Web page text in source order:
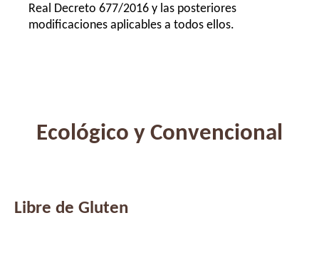
Real Decreto 677/2016 y las posteriores
modificaciones aplicables a todos ellos.
Ecológico y Convencional
Libre de Gluten